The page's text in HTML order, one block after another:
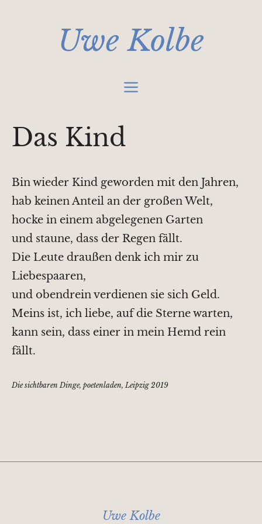
Uwe Kolbe
Menü
Das Kind
Bin wieder Kind geworden mit den Jahren,
hab keinen Anteil an der großen Welt,
hocke in einem abgelegenen Garten
und staune, dass der Regen fällt.
Die Leute draußen denk ich mir zu
Liebespaaren,
und obendrein verdienen sie sich Geld.
Meins ist, ich liebe, auf die Sterne warten,
kann sein, dass einer in mein Hemd rein
fällt.
Die sichtbaren Dinge, poetenladen, Leipzig 2019
Uwe Kolbe